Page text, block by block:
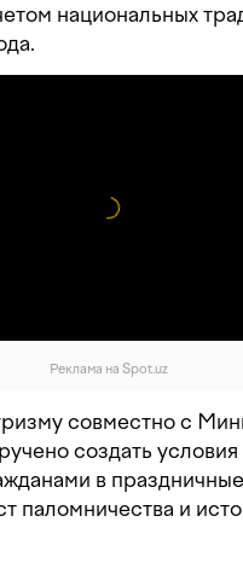
национальных
Реклама на Spot.uz
совместно с
создать условия
в
паломничества и